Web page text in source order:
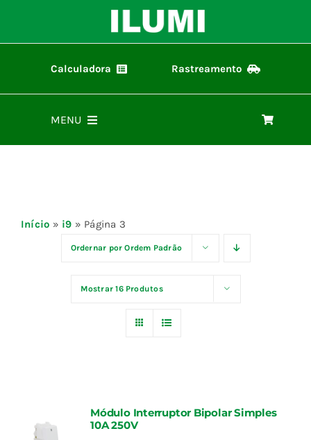
o
Calculadora Rastreamento
MENU
Representantes
Materiais
Calculadoras
Início » i9 » Página 3
Ordernar porOrdem Padrão
Mostrar16 Produtos
Módulo Interruptor Bipolar Simples
10A 250V